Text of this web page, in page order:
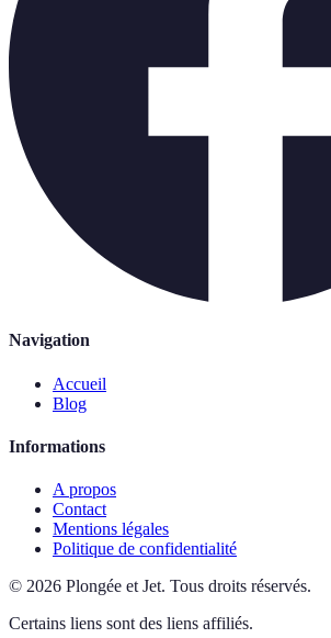
Navigation
Accueil
Blog
Informations
A propos
Contact
Mentions légales
Politique de confidentialité
© 2026 Plongée et Jet. Tous droits réservés.
Certains liens sont des liens affiliés.